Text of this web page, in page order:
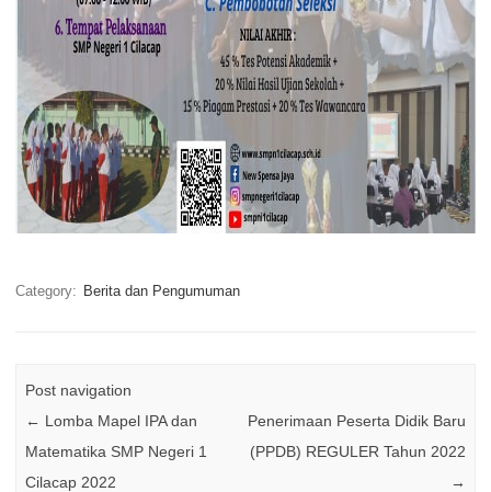
Category: Berita dan Pengumuman
Post navigation
← Lomba Mapel IPA dan
Matematika SMP Negeri 1
Cilacap 2022
Penerimaan Peserta Didik Baru
(PPDB) REGULER Tahun 2022
→